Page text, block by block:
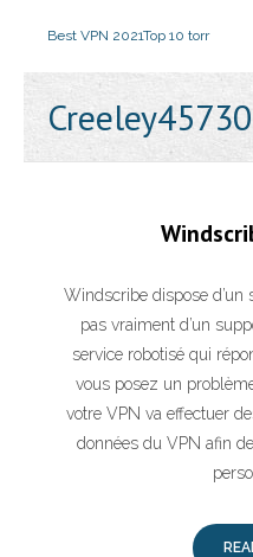
Best VPN 2021Top 10 torr
Creeley45730
Windscribe dispose d’un
pas vraiment d’un
service robotisé qui
vous posez un
votre VPN va effectuer
données du VPN afin